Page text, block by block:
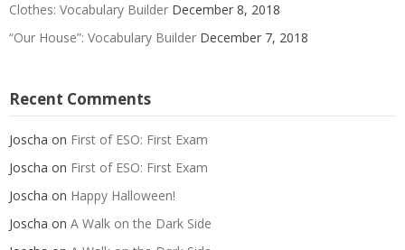
Clothes: Vocabulary Builder December 8, 2018
“Our House”: Vocabulary Builder December 7, 2018
Recent Comments
Joscha on First of ESO: First Exam
Joscha on First of ESO: First Exam
Joscha on Happy Halloween!
Joscha on A Walk on the Dark Side